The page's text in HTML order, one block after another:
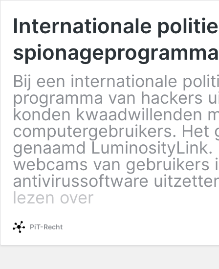
Internationale
Bij een internationale
programma van hackers
konden kwaadwillenden
computergebruikers. Het
genaamd
webcams van gebruikers
antivirussoftware
lezen over
PiT-Recht